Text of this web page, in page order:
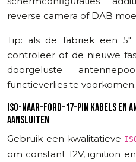
reverse camera of DAB
Tip: als de fabriek een
controleer of de nieuwe
doorgeluste
functieverlies te voorkomen.
ISO-NAAR-FORD-17-PIN KABELS EN
AANSLUITEN
Gebruik een kwalitatieve
om constant 12V, ignition